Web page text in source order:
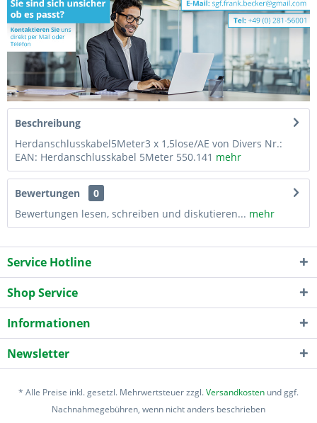
Beschreibung
Herdanschlusskabel5Meter3 x 1,5lose/AE von Divers Nr.:
EAN: Herdanschlusskabel 5Meter 550.141 mehr
Bewertungen
0
Bewertungen lesen, schreiben und diskutieren... mehr
Service Hotline
Shop Service
Informationen
Newsletter
* Alle Preise inkl. gesetzl. Mehrwertsteuer zzgl.Versandkosten und ggf.
Nachnahmegebühren, wenn nicht anders beschrieben